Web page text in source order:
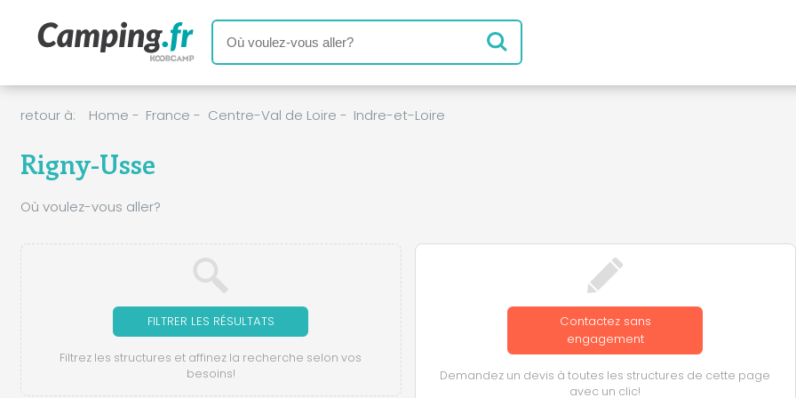
retour à: Home - France - Centre-Val de Loire - Indre-et-Loire
Rigny-Usse
Où voulez-vous aller?
FILTRER LES RÉSULTATS
Filtrez les structures et affinez la recherche selon vos
besoins!
Contactez sans
engagement
Demandez un devis à toutes les structures de cette page
avec un clic!